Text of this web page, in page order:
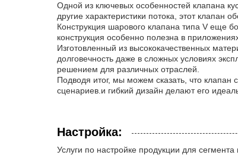
Одной из ключевых особенностей клапана
другие характеристики потока, этот клапан
Конструкция шарового клапана типа V еще
конструкция особенно полезна в
Изготовленный из высококачественных
долговечность даже в сложных условиях
решением для различных отраслей.
Подводя итог, мы можем сказать, что
сценариев.и гибкий дизайн делают его
Настройка:
Услуги по настройке продукции для